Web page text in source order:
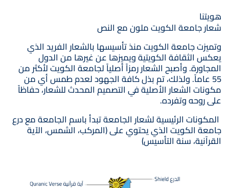
هويتنا
شعار جامعة الكويت ملون مع النص
وتميزت جامعة الكويت منذ تأسيسها بالشعار الفريد الذي
يعكس الثقافة الكويتية ويميزها عن غيرها من الدول
المجاورة. وأصبح الشعار رمزاً أصلياً لجامعة الكويت لأكثر من
55 عاماً. ولذلك، تم بذل كافة الجهود لعدم طمس أي من
مكونات الشعار الأصلية في التصميم المحدث للشعار، حفاظاً
على روحه وتفرده.
المكونات الرئيسية لشعار الجامعة تبدأ باسم الجامعة مع درع
جامعة الكويت الذي يحتوي على (المركب، الشمس، الآية
القرآنية، سنة التأسيس)